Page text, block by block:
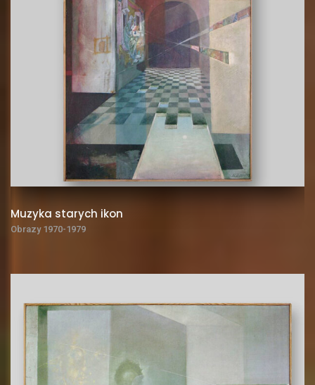
Muzyka starych ikon
Obrazy 1970-1979